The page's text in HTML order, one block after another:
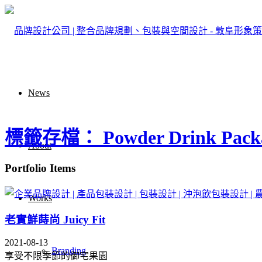
News
About
Works
Branding
標籤存檔： Powder Drink
Portfolio Items
老實鮮蒔尚 Juicy Fit
2021-08-13
享受不限季節的御宅果園